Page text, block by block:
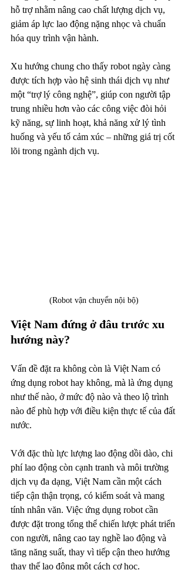
hỗ trợ nhằm nâng cao chất lượng dịch vụ,
giảm áp lực lao động nặng nhọc và chuẩn
hóa quy trình vận hành.
Xu hướng chung cho thấy robot ngày càng
được tích hợp vào hệ sinh thái dịch vụ như
một “trợ lý công nghệ”, giúp con người tập
trung nhiều hơn vào các công việc đòi hỏi
kỹ năng, sự linh hoạt, khả năng xử lý tình
huống và yếu tố cảm xúc – những giá trị cốt
lõi trong ngành dịch vụ.
(Robot vận chuyển nội bộ)
Việt Nam đứng ở đâu trước xu
hướng này?
Vấn đề đặt ra không còn là Việt Nam có
ứng dụng robot hay không, mà là ứng dụng
như thế nào, ở mức độ nào và theo lộ trình
nào để phù hợp với điều kiện thực tế của đất
nước.
Với đặc thù lực lượng lao động dồi dào, chi
phí lao động còn cạnh tranh và môi trường
dịch vụ đa dạng, Việt Nam cần một cách
tiếp cận thận trọng, có kiểm soát và mang
tính nhân văn. Việc ứng dụng robot cần
được đặt trong tổng thể chiến lược phát triển
con người, nâng cao tay nghề lao động và
tăng năng suất, thay vì tiếp cận theo hướng
thay thế lao động một cách cơ học.